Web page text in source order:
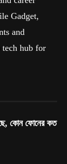
Gadget,
and
hub for
কোন ফোনের কত